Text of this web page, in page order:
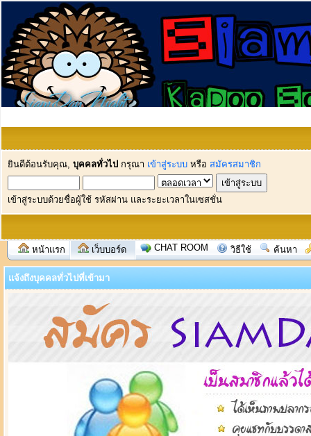
ยินดีต้อนรับคุณ, บุคคลทั่วไป กรุณา เข้าสู่ระบบ หรือ สมัครสมาชิก
เข้าสู่ระบบด้วยชื่อผู้ใช้ รหัสผ่าน และระยะเวลาในเซสชั่น
หน้าแรก เว็บบอร์ด CHAT ROOM วิธีใช้ ค้นหา
แจ้งถึงบุคคลทั่วไปที่เข้ามา